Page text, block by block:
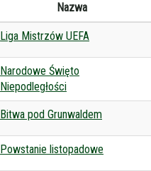
Nazwa
Liga Mistrzów UEFA
Narodowe Święto
Niepodległości
Bitwa pod Grunwaldem
Powstanie listopadowe